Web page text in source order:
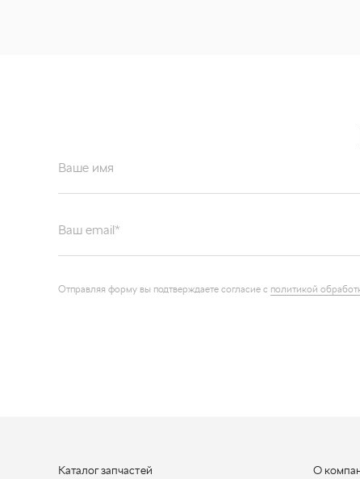
Ваше имя
Отправляя форму вы подтверждаете согласие с